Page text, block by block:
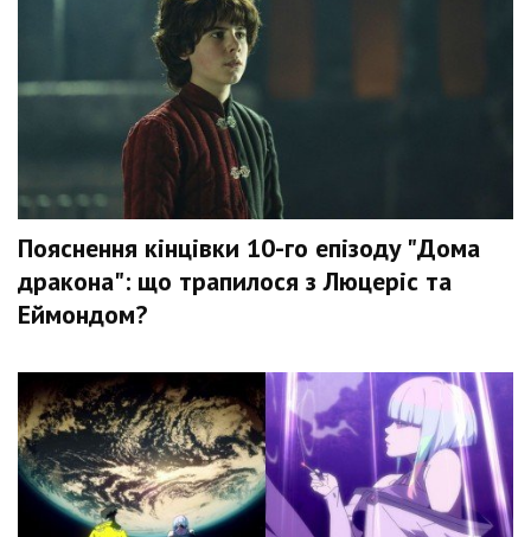
Пояснення кінцівки 10-го епізоду "Дома
дракона": що трапилося з Люцеріс та
Еймондом?